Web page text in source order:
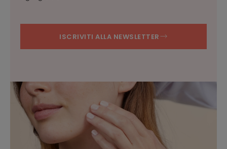
ISCRIVITI ALLA NEWSLETTER